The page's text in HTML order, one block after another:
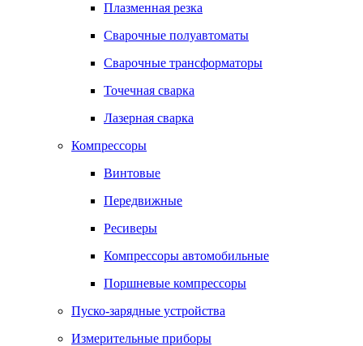
Плазменная резка
Сварочные полуавтоматы
Сварочные трансформаторы
Точечная сварка
Лазерная сварка
Компрессоры
Винтовые
Передвижные
Ресиверы
Компрессоры автомобильные
Поршневые компрессоры
Пуско-зарядные устройства
Измерительные приборы